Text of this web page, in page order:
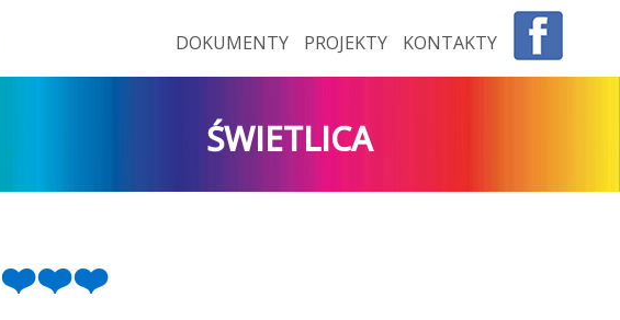
DOKUMENTY PROJEKTY KONTAKTY
ŚWIETLICA
❤️❤️❤️